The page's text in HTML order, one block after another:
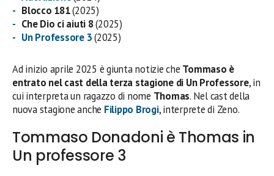
Blocco 181(2025)
Che Dio ci aiuti 8(2025)
Un Professore 3(2025)
Ad inizio aprile 2025 è giunta notizie che Tommaso è
entrato nel cast della terza stagione di Un Professore, in
cui interpreta un ragazzo di nome Thomas. Nel cast della
nuova stagione anche Filippo Brogi, interprete di Zeno.
Tommaso Donadoni è Thomas in
Un professore 3